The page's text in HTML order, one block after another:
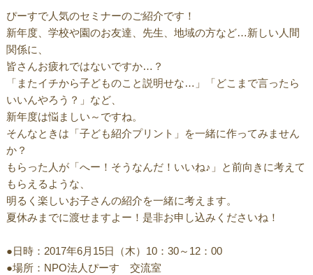
ぴーすで人気のセミナーのご紹介です！
新年度、学校や園のお友達、先生、地域の方など…新しい人間
関係に、
皆さんお疲れではないですか…？
「またイチから子どものこと説明せな…」「どこまで言ったら
いいんやろう？」など、
新年度は悩ましい～ですね。
そんなときは「子ども紹介プリント」を一緒に作ってみません
か？
もらった人が「へー！そうなんだ！いいね♪」と前向きに考えて
もらえるような、
明るく楽しいお子さんの紹介を一緒に考えます。
夏休みまでに渡せますよー！是非お申し込みくださいね！
●日時：2017年6月15日（木）10：30～12：00
●場所：NPO法人ぴーす 交流室